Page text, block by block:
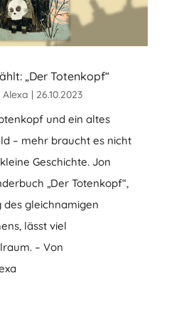
„Der Totenkopf“
| 26.10.2023
und ein altes
– mehr braucht es nicht
Geschichte. Jon
„Der Totenkopf“,
gleichnamigen
lässt viel
– Von